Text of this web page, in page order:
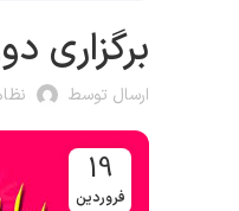
برگزاری
ارسال توسط
19
فروردین